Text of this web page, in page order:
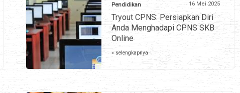
Pendidikan 16 Mei 2025
Tryout CPNS: Persiapkan Diri
Anda Menghadapi CPNS SKB
Online
» selengkapnya